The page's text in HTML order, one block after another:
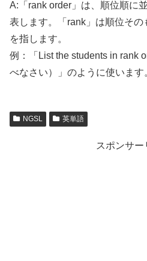
A:「rank order」は、順位順に
表します。「rank」は順位そ
を指します。
例：「List the students in rank
べなさい）」のように使います
NGSL 英単語
スポンサー